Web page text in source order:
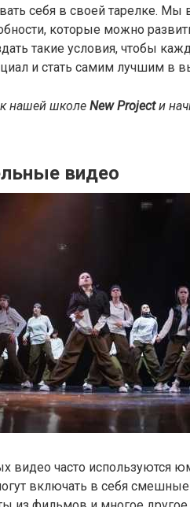
себя в своей тарелке.
которые можно
такие условия, чтобы
и стать самим лучшим в
нашей школе New Projectи
видео
видео часто используются
включать в себя